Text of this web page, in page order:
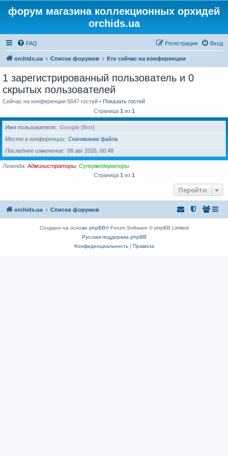
форум магазина коллекционных орхидей
orchids.ua
FAQ Вход
Регистрация
orchids.ua Список форумов Кто сейчас на конференции
1 зарегистрированный пользователь и 0
скрытых пользователей
Сейчас на конференции 5647 гостей • Показать гостей
Страница 1 из 1
Имя пользователя
Google [Bot]
Место в конференции
Скачивание файла
Последнее изменение
08 авг 2026, 00:48
Легенда: Администраторы Супермодераторы
Страница 1 из 1
Перейти
orchids.ua Список форумов
Создано на основе phpBB® Forum Software © phpBB Limited
Русская поддержка phpBB
Конфиденциальность| Правила